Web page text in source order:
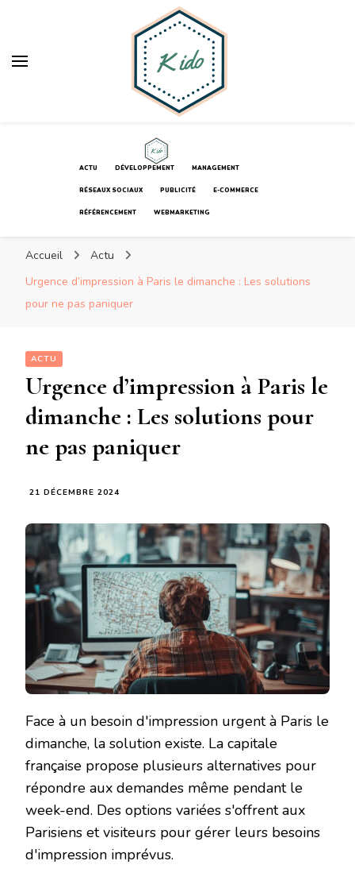
K ido
Votre blog web
ACTU DÉVELOPPEMENT MANAGEMENT
RÉSEAUX SOCIAUX PUBLICITÉ E-COMMERCE
RÉFÉRENCEMENT WEBMARKETING
Accueil
Actu
Urgence d’impression à Paris le dimanche : Les solutions
pour ne pas paniquer
ACTU
Urgence d’impression à Paris le
dimanche : Les solutions pour
ne pas paniquer
21 DÉCEMBRE 2024
Face à un besoin d'impression urgent à Paris le
dimanche, la solution existe. La capitale
française propose plusieurs alternatives pour
répondre aux demandes même pendant le
week-end. Des options variées s'offrent aux
Parisiens et visiteurs pour gérer leurs besoins
d'impression imprévus.